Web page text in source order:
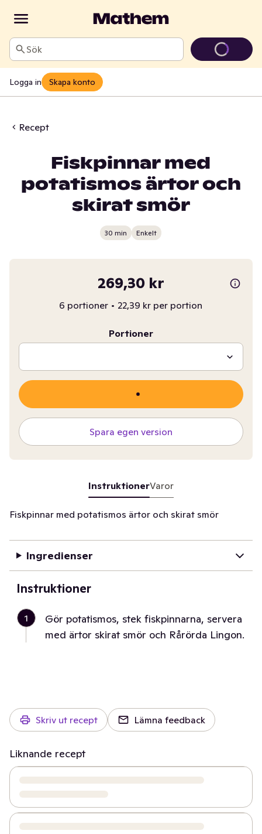
Sök
Logga in Skapa konto
Recept
Fiskpinnar med
potatismos ärtor och
skirat smör
30 min Enkelt
269,30 kr
6 portioner • 22,39 kr per portion
Portioner
Spara egen version
InstruktionerVaror
Fiskpinnar med potatismos ärtor och skirat smör
Ingredienser
Instruktioner
1
Gör potatismos, stek fiskpinnarna, servera
med ärtor skirat smör och Rårörda Lingon.
Skriv ut recept Lämna feedback
Liknande recept